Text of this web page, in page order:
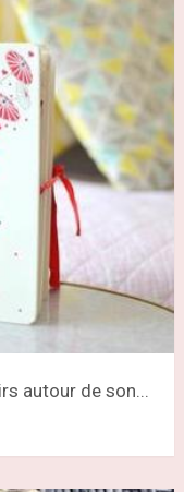
autour de son...